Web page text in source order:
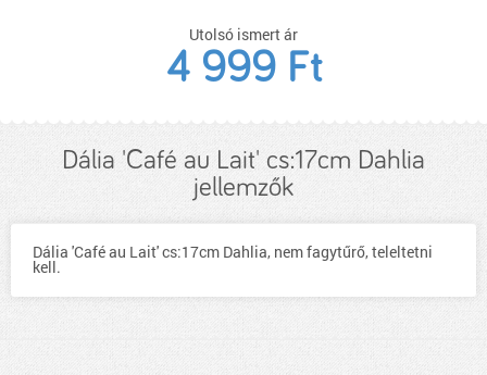
Utolsó ismert ár
4 999 Ft
Dália 'Café au Lait' cs:17cm Dahlia
jellemzők
Dália 'Café au Lait' cs:17cm Dahlia, nem fagytűrő, teleltetni
kell.